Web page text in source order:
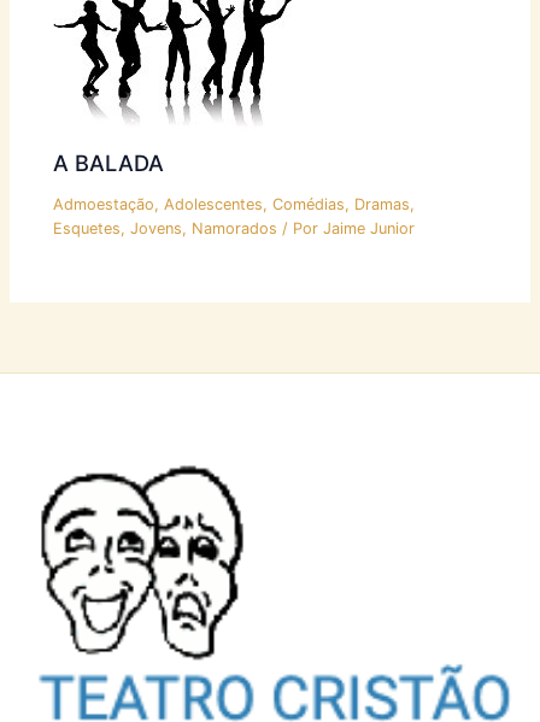
A BALADA
Admoestação,Adolescentes,Comédias, Dramas,
Esquetes,Jovens, Namorados / PorJaime Junior